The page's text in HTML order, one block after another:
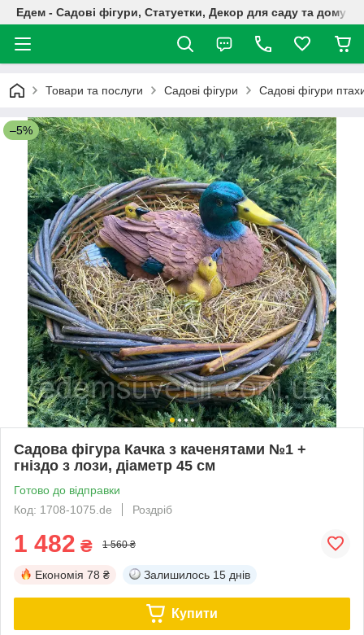
Едем - Садові фігури, Статуетки, Декор для саду та дому
Товари та послуги Садові фігури Садові фігури
–5%
Садова фігура Качка з каченятами №1 +
гніздо з лози, діаметр 45 см
Готово до відправки
Код: 1708-1075.de
Роздріб
1 482 ₴ 1 560 ₴
Економія 78 ₴ Залишилось 15 днів
Купити